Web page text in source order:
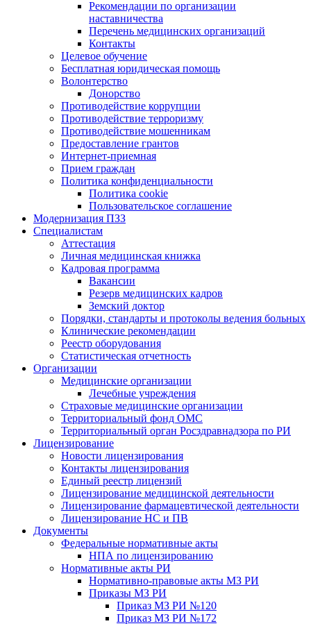
Рекомендации по организации
наставничества
Перечень медицинских организаций
Контакты
Целевое обучение
Бесплатная юридическая помощь
Волонтерство
Донорство
Противодействие коррупции
Противодействие терроризму
Противодействие мошенникам
Предоставление грантов
Интернет-приемная
Прием граждан
Политика конфиденциальности
Политика cookie
Пользовательское соглашение
Модернизация ПЗЗ
Специалистам
Аттестация
Личная медицинская книжка
Кадровая программа
Вакансии
Резерв медицинских кадров
Земский доктор
Порядки, стандарты и протоколы ведения больных
Клинические рекомендации
Реестр оборудования
Статистическая отчетность
Организации
Медицинские организации
Лечебные учреждения
Страховые медицинские организации
Территориальный фонд ОМС
Территориальный орган Росздравнадзора по РИ
Лицензирование
Новости лицензирования
Контакты лицензирования
Единый реестр лицензий
Лицензирование медицинской деятельности
Лицензирование фармацевтической деятельности
Лицензирование НС и ПВ
Документы
Федеральные нормативные акты
НПА по лицензированию
Нормативные акты РИ
Нормативно-правовые акты МЗ РИ
Приказы МЗ РИ
Приказ МЗ РИ №120
Приказ МЗ РИ №172